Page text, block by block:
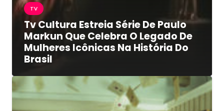
TV
Tv Cultura Estreia Série De Paulo
Markun Que Celebra O Legado De
Mulheres Icônicas Na História Do
Brasil